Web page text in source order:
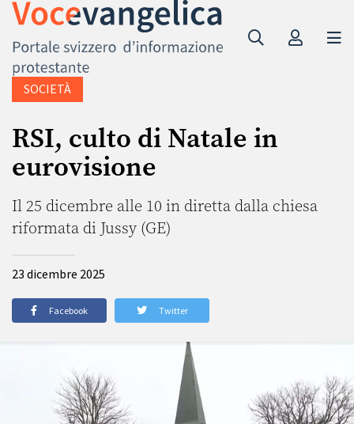
SOCIETÀ
RSI, culto di Natale in
eurovisione
Il 25 dicembre alle 10 in diretta dalla chiesa
riformata di Jussy (GE)
23 dicembre 2025
Facebook Twitter